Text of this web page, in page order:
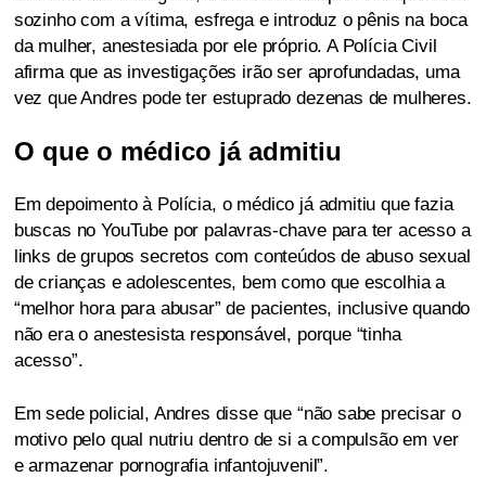
sozinho com a vítima, esfrega e introduz o pênis na boca
da mulher, anestesiada por ele próprio. A Polícia Civil
afirma que as investigações irão ser aprofundadas, uma
vez que Andres pode ter estuprado dezenas de mulheres.
O que o médico já admitiu
Em depoimento à Polícia, o médico já admitiu que fazia
buscas no YouTube por palavras-chave para ter acesso a
links de grupos secretos com conteúdos de abuso sexual
de crianças e adolescentes, bem como que escolhia a
“melhor hora para abusar” de pacientes, inclusive quando
não era o anestesista responsável, porque “tinha
acesso”.
Em sede policial, Andres disse que “não sabe precisar o
motivo pelo qual nutriu dentro de si a compulsão em ver
e armazenar pornografia infantojuvenil”.